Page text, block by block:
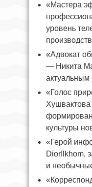
«Мастера
уровень
«Адвокат
— Никита
«Голос
Хушвактова
культуры
«Герой
DiorIlkhom,
и